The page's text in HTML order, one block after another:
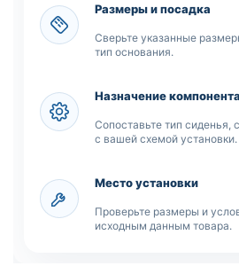
Размеры и посадка
Сверьте указанные
тип основания.
Назначение компонента
Сопоставьте тип сиденья,
с вашей схемой установки.
Место установки
Проверьте размеры и
исходным данным товара.